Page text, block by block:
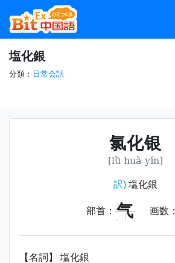
塩化銀
分類： 日常会話
氯化银
[lǜ huà yín]
訳)塩化銀
部首： 气 画数：
【名詞】 塩化銀